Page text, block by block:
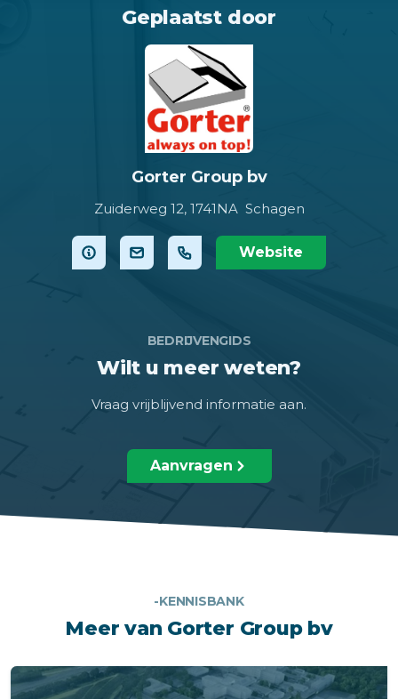
Geplaatst door
Gorter Group bv
Zuiderweg 12, 1741NA Schagen
Website
BEDRIJVENGIDS
Wilt u meer weten?
Vraag vrijblijvend informatie aan.
Aanvragen
-KENNISBANK
Meer van Gorter Group bv